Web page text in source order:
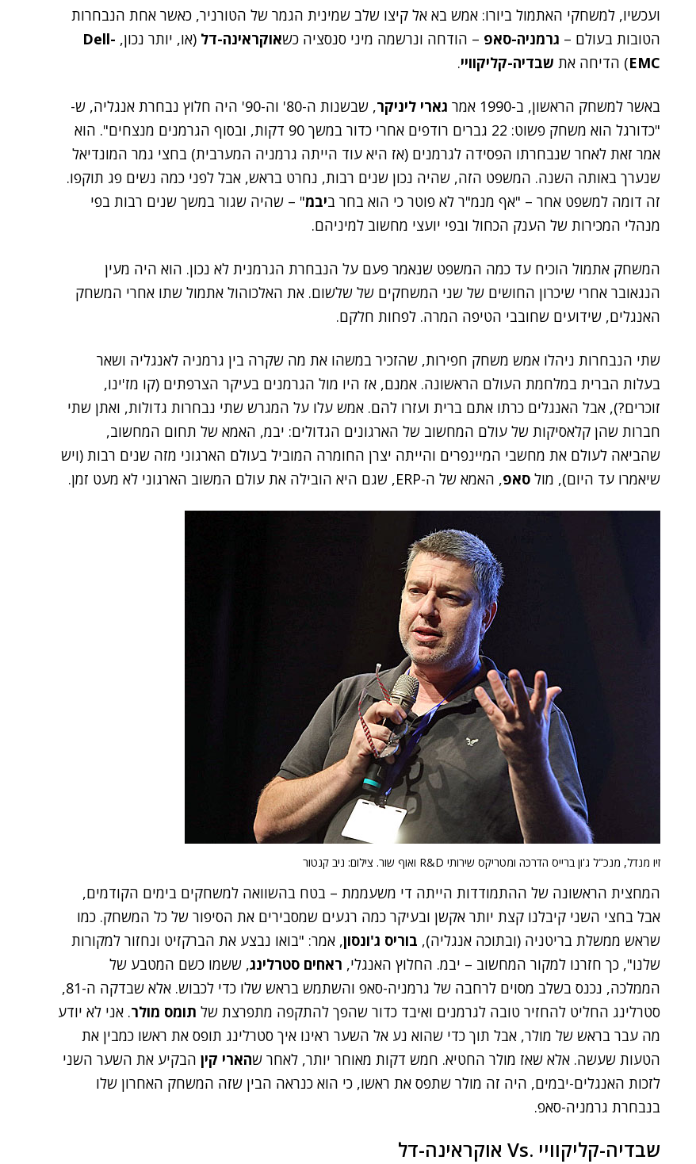
ועכשיו, למשחקי האתמול ביורו: אמש בא אל קיצו שלב שמינית הגמר של הטורניר, כאשר אחת הנבחרות
הטובות בעולם – גרמניה-סאפ – הודחה ונרשמה מיני סנסציה כשאוקראינה-דל (או, יותר נכון, Dell-
EMC) הדיחה את שבדיה-קליקוויי.
באשר למשחק הראשון, ב-1990 אמר גארי ליניקר
, שבשנות ה-80' וה-90' היה חלוץ נבחרת אנגליה, ש-
"כדורגל הוא משחק פשוט: 22 גברים רודפים אחרי כדור במשך 90 דקות, ובסוף הגרמנים מנצחים". הוא
אמר זאת לאחר שנבחרתו הפסידה לגרמנים (אז היא עוד הייתה גרמניה המערבית) בחצי גמר המונדיאל
שנערך באותה השנה. המשפט הזה, שהיה נכון שנים רבות, נחרט בראש, אבל לפני כמה נשים פג תוקפו.
זה דומה למשפט אחר – "אף מנמ"ר לא פוטר כי הוא בחר ביבמ" – שהיה שגור במשך שנים רבות בפי
מנהלי המכירות של הענק הכחול ובפי יועצי מחשוב למיניהם.
המשחק אתמול הוכיח עד כמה המשפט שנאמר פעם על הנבחרת הגרמנית לא נכון. הוא היה מעין
הנגאובר אחרי שיכרון החושים של שני המשחקים של שלשום. את האלכוהול אתמול שתו אחרי המשחק
האנגלים, שידועים שחובבי הטיפה המרה. לפחות חלקם.
שתי הנבחרות ניהלו אמש משחק חפירות, שהזכיר במשהו את מה שקרה בין גרמניה לאנגליה ושאר
בעלות הברית במלחמת העולם הראשונה. אמנם, אז היו מול הגרמנים בעיקר הצרפתים (קו מז'ינו,
זוכרים?), אבל האנגלים כרתו אתם ברית ועזרו להם. אמש עלו על המגרש שתי נבחרות גדולות, ואתן שתי
חברות שהן קלאסיקות של עולם המחשוב של הארגונים הגדולים: יבמ, האמא של תחום המחשוב,
שהביאה לעולם את מחשבי המיינפרים והייתה יצרן החומרה המוביל בעולם הארגוני מזה שנים רבות (ויש
שיאמרו עד היום), מול סאפ, האמא של ה-ERP, שגם היא הובילה את עולם המשוב הארגוני לא מעט זמן.
זיו מנדל, מנכ"ל ג'ון ברייס הדרכה ומטריקס שירותי R&D ואוף שור. צילום: ניב קנטור
המחצית הראשונה של ההתמודדות הייתה די משעממת – בטח בהשוואה למשחקים בימים הקודמים,
אבל בחצי השני קיבלנו קצת יותר אקשן ובעיקר כמה רגעים שמסבירים את הסיפור של כל המשחק. כמו
שראש ממשלת בריטניה (ובתוכה אנגליה), בוריס ג'ונסון, אמר: "בואו נבצע את הברקזיט ונחזור למקורות
שלנו", כך חזרנו למקור המחשוב – יבמ. החלוץ האנגלי, ראחים סטרלינג, ששמו כשם המטבע של
הממלכה, נכנס בשלב מסוים לרחבה של גרמניה-סאפ והשתמש בראש שלו כדי לכבוש. אלא שבדקה ה-81,
סטרלינג החליט להחזיר טובה לגרמנים ואיבד כדור שהפך להתקפה מתפרצת של תומס מולר. אני לא יודע
מה עבר בראש של מולר, אבל תוך כדי שהוא נע אל השער ראינו איך סטרלינג תופס את ראשו כמבין את
הטעות שעשה. אלא שאז מולר החטיא. חמש דקות מאוחר יותר, לאחר שהארי קין הבקיע את השער השני
לזכות האנגלים-יבמים, היה זה מולר שתפס את ראשו, כי הוא כנראה הבין שזה המשחק האחרון שלו
בנבחרת גרמניה-סאפ.
שבדיה-קליקוויי .Vs אוקראינה-דל